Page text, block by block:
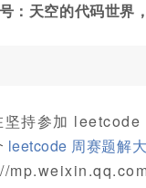
：天空的代码世
持参加 leetcode
leetcode 周赛题解